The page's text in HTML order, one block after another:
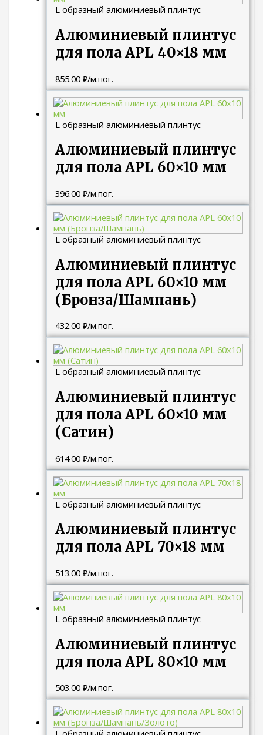
L образный алюминиевый плинтус
Алюминиевый плинтус
для пола APL 40×18 мм
855.00₽/м.пог.
L образный алюминиевый плинтус
Алюминиевый плинтус
для пола APL 60×10 мм
396.00₽/м.пог.
L образный алюминиевый плинтус
Алюминиевый плинтус
для пола APL 60×10 мм
(Бронза/Шампань)
432.00₽/м.пог.
L образный алюминиевый плинтус
Алюминиевый плинтус
для пола APL 60×10 мм
(Сатин)
614.00₽/м.пог.
L образный алюминиевый плинтус
Алюминиевый плинтус
для пола APL 70×18 мм
513.00₽/м.пог.
L образный алюминиевый плинтус
Алюминиевый плинтус
для пола APL 80×10 мм
503.00₽/м.пог.